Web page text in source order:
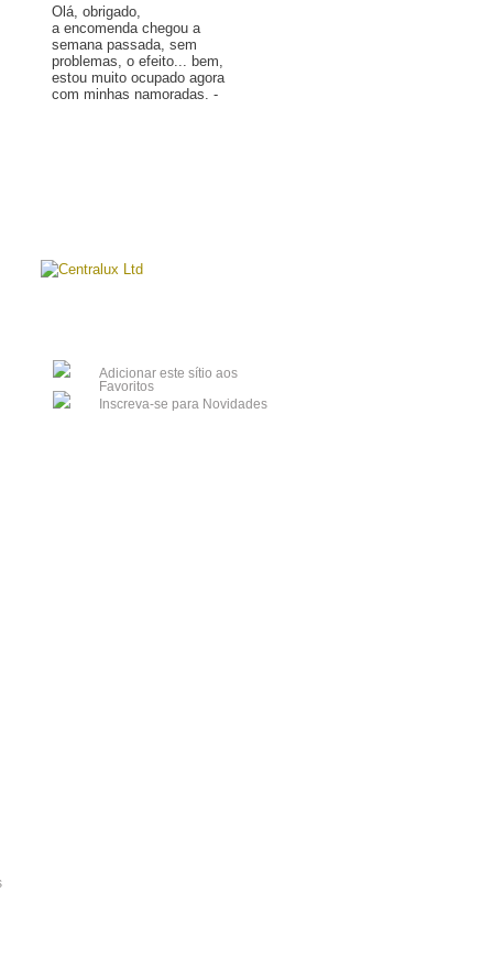
Olá, obrigado,
a encomenda chegou a
semana passada, sem
problemas, o efeito... bem,
estou muito ocupado agora
com minhas namoradas. -
Adicionar este sítio aos
Favoritos
Inscreva-se para Novidades